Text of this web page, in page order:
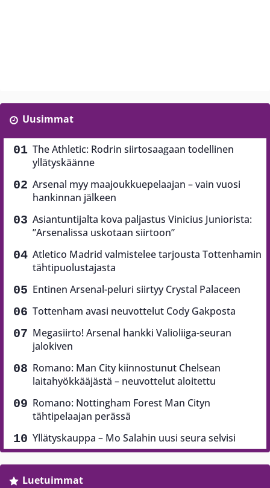
Uusimmat
The Athletic: Rodrin siirtosaagaan todellinen
yllätyskäänne
Arsenal myy maajoukkuepelaajan – vain vuosi
hankinnan jälkeen
Asiantuntijalta kova paljastus Vinicius Juniorista:
”Arsenalissa uskotaan siirtoon”
Atletico Madrid valmistelee tarjousta Tottenhamin
tähtipuolustajasta
Entinen Arsenal-peluri siirtyy Crystal Palaceen
Tottenham avasi neuvottelut Cody Gakposta
Megasiirto! Arsenal hankki Valioliiga-seuran
jalokiven
Romano: Man City kiinnostunut Chelsean
laitahyökkääjästä – neuvottelut aloitettu
Romano: Nottingham Forest Man Cityn
tähtipelaajan perässä
Yllätyskauppa – Mo Salahin uusi seura selvisi
Luetuimmat